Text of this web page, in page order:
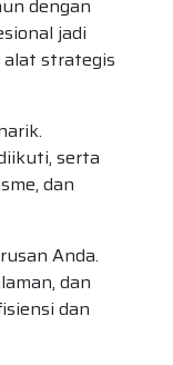
dengan
jadi
strategis
serta
dan
Anda.
dan
dan